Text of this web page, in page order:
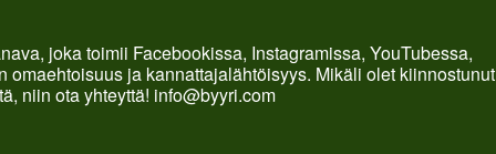
joka toimii Facebookissa, Instagramissa, YouTubessa,
ja kannattajalähtöisyys. Mikäli olet kiinnostunut
niin ota yhteyttä! info@byyri.com